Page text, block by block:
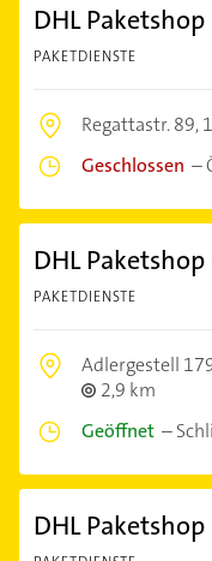
DHL
PAKETDIENSTE
Regattastr. 89,
Geschlossen –
DHL
PAKETDIENSTE
Adlergestell
2,9 km
Geöffnet –
DHL